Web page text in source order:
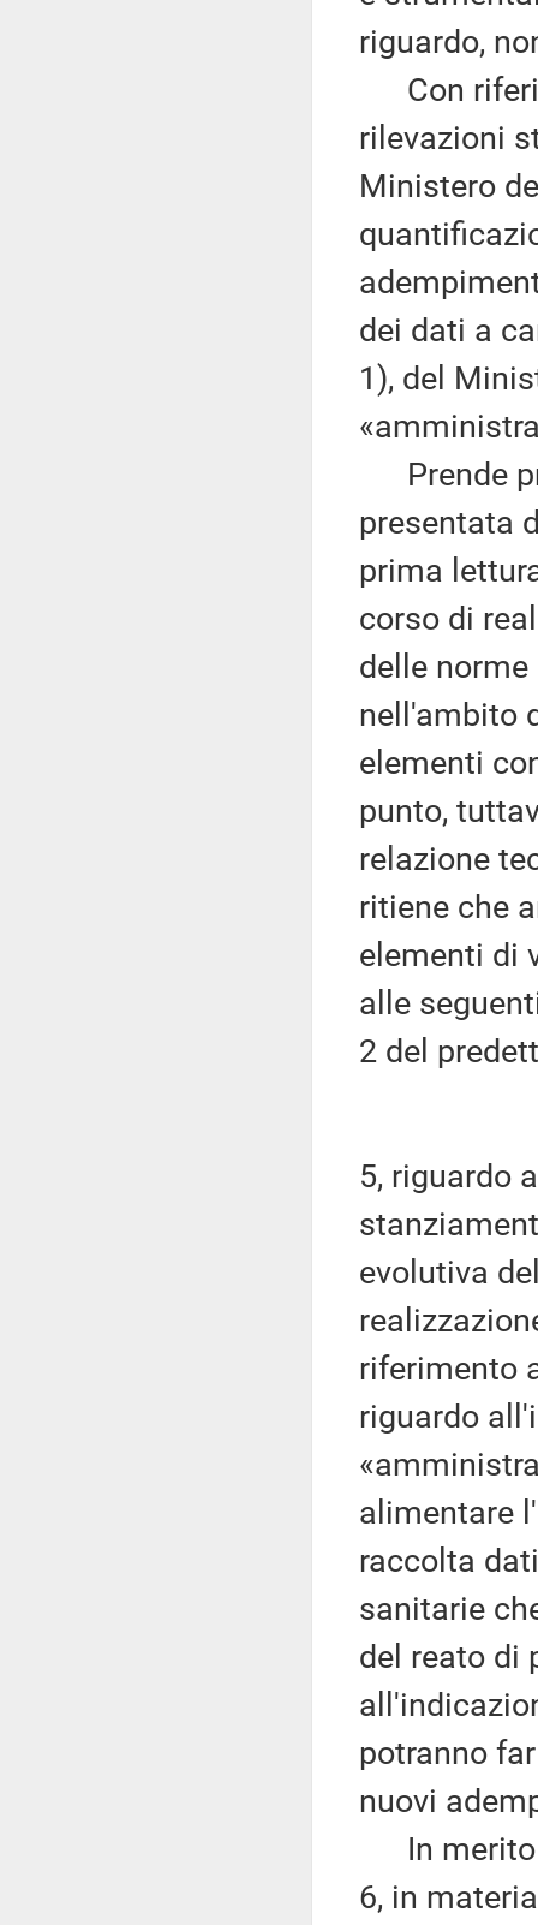
riguardo,
Con
rilevazioni
Ministero
dei dati a
1), del
Prende
presentata
prima
corso di
delle
nell'ambito
elementi
punto,
relazione
ritiene che
elementi di
alle
2 del
5, riguardo
evolutiva
riferimento
riguardo
alimentare
raccolta
sanitarie
del reato di
potranno
nuovi
In merito
6, in